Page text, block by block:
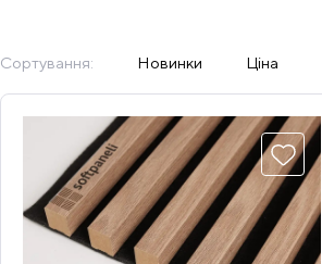
Сортування: Новинки Ціна